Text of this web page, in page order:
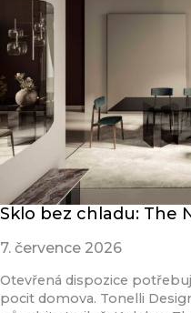
Sklo bez chladu: The
7. července 2026
Otevřená dispozice
pocit domova. Tonelli